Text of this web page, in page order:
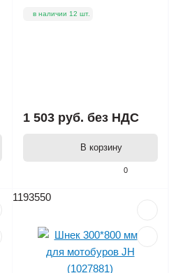
0
в наличии 12 шт.
1 503 руб. без НДС
В корзину
1193550